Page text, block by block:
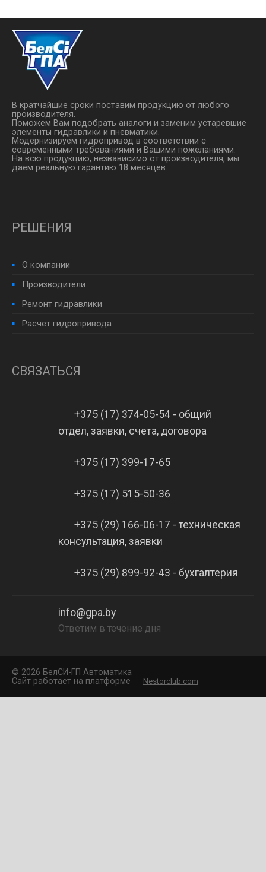
В кратчайшие сроки поставим продукцию от любого
производителя.
Поможем Вам подобрать аналоги и заменим устаревшие
элементы гидравлики и пневматики.
Модернизируем гидропривод в соответствии с
современными требованиями и Вашими пожеланиями.
На всю продукцию, незвависимо от производителя, мы
даем реальную гарантию 18 месяцев.
РЕШЕНИЯ
О компании
Производители
Ремонт гидравлики
Расчет гидропривода
СВЯЗАТЬСЯ
+375 (17) 374-05-54 - общий
отдел, заявки, счета, договора
+375 (17) 399-17-65
+375 (17) 515-50-36
+375 (29) 166-06-17 - техническая
консультация, заявки
+375 (29) 899-92-43 - бухгалтерия
info@gpa.by
Ответим в течение дня
© 2026 БелCИ-ГП Автоматика
Сайт работает на платформе
Nestorclub.com